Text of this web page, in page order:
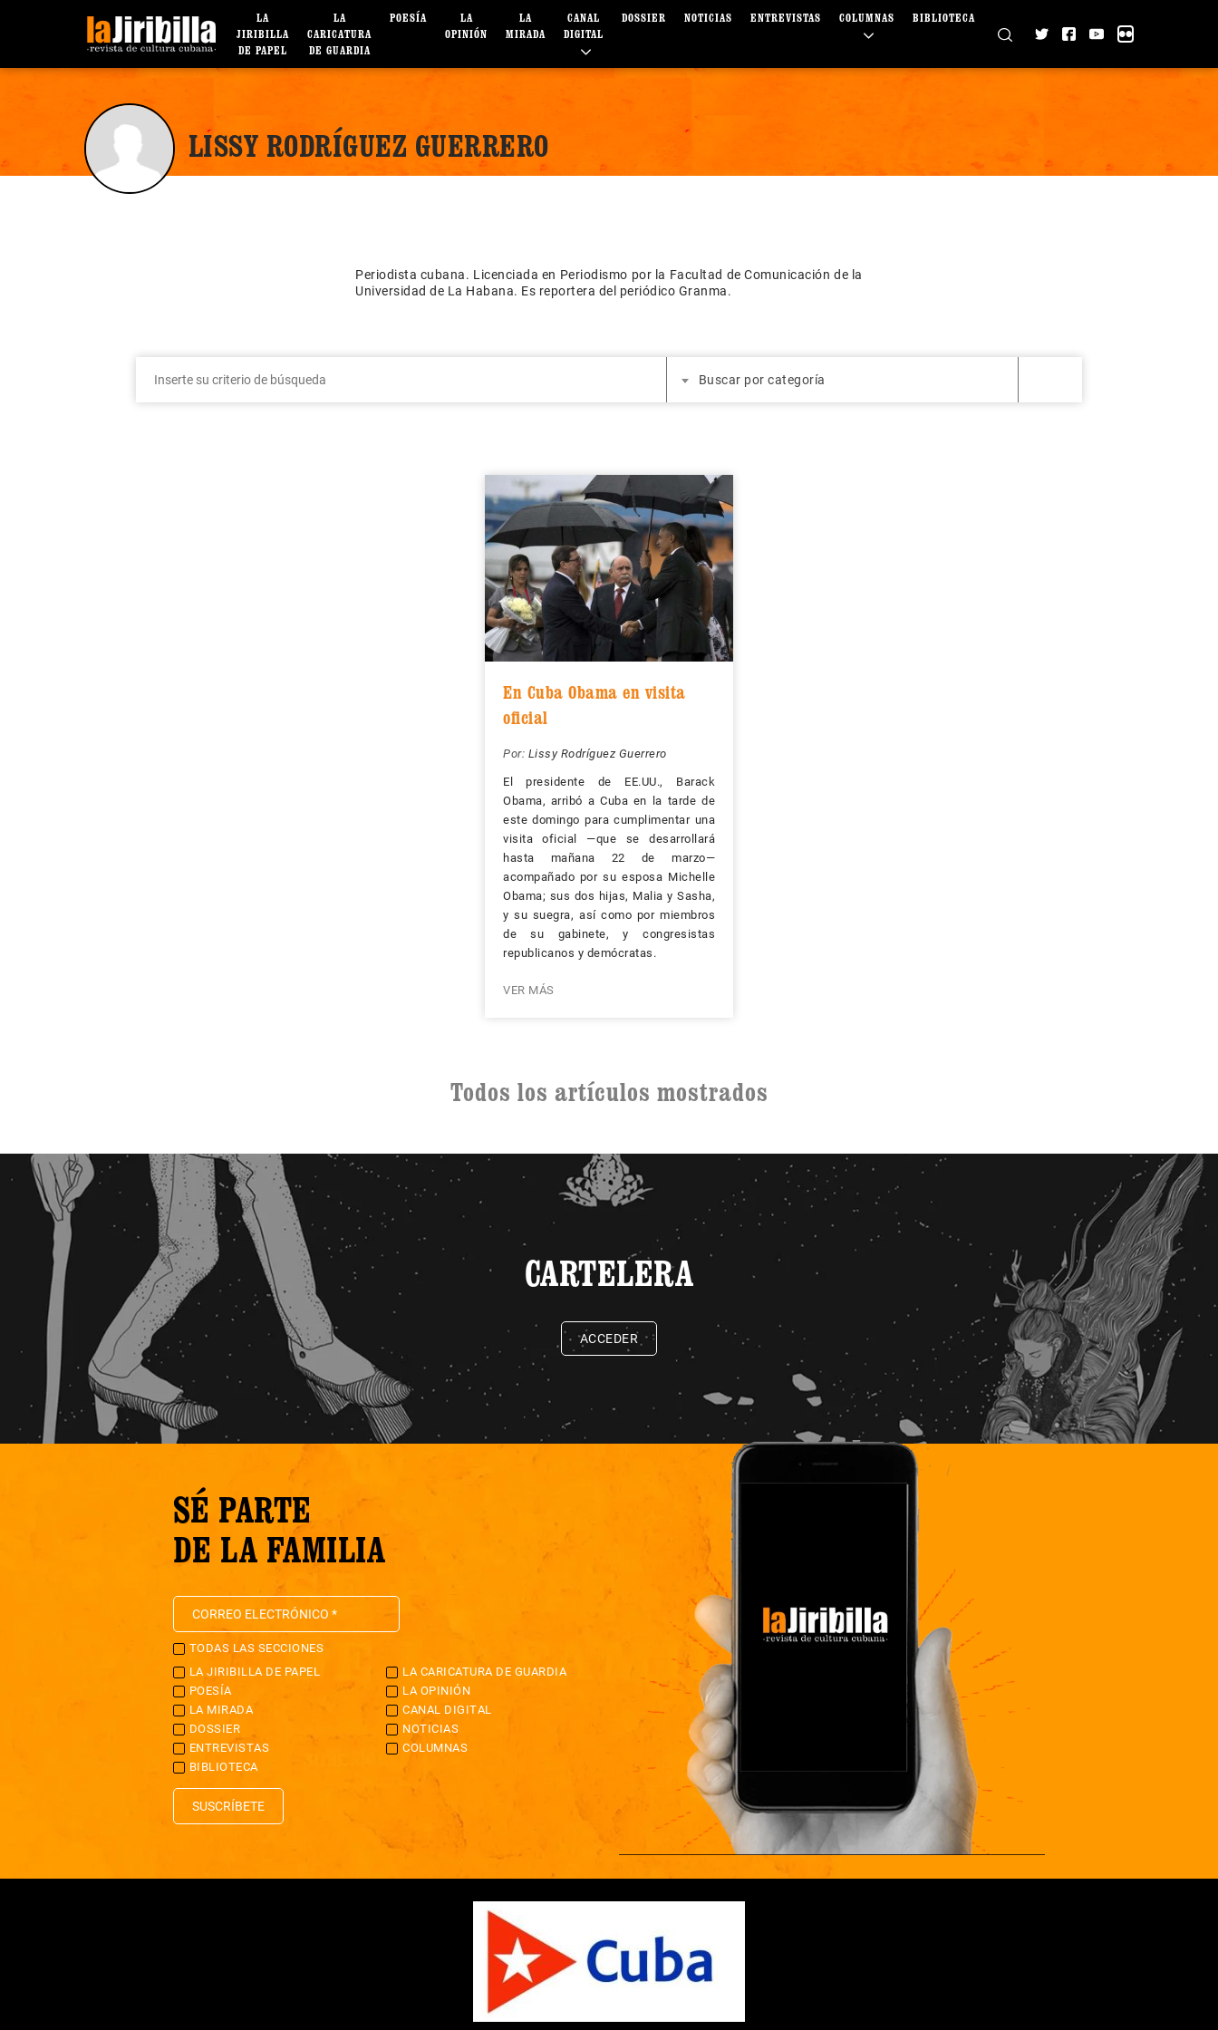
LA
JIRIBILLA
DE PAPEL
LA
CARICATURA
DE GUARDIA
POESÍA
LA
OPINIÓN
LA
MIRADA
CANAL
DIGITAL
DOSSIER NOTICIAS ENTREVISTAS COLUMNAS BIBLIOTECA
LISSY RODRÍGUEZ GUERRERO
Periodista cubana. Licenciada en Periodismo por la Facultad de Comunicación de la
Universidad de La Habana. Es reportera del periódico Granma.
Buscar por categoría
En Cuba Obama en visita
oficial
Por: Lissy Rodríguez Guerrero
El presidente de EE.UU., Barack
Obama, arribó a Cuba en la tarde de
este domingo para cumplimentar una
visita oficial —que se desarrollará
hasta mañana 22 de marzo—
acompañado por su esposa Mi­che­lle
Oba­ma; sus dos hijas, Malia y Sasha,
y su suegra, así como por miembros
de su gabinete, y congresistas
republicanos y demócratas.
VER MÁS
Todos los artículos mostrados
CARTELERA
ACCEDER
SÉ PARTE
DE LA FAMILIA
TODAS LAS SECCIONES
LA JIRIBILLA DE PAPEL
LA CARICATURA DE GUARDIA
POESÍA
LA OPINIÓN
LA MIRADA
CANAL DIGITAL
DOSSIER
NOTICIAS
ENTREVISTAS
COLUMNAS
BIBLIOTECA
SUSCRÍBETE